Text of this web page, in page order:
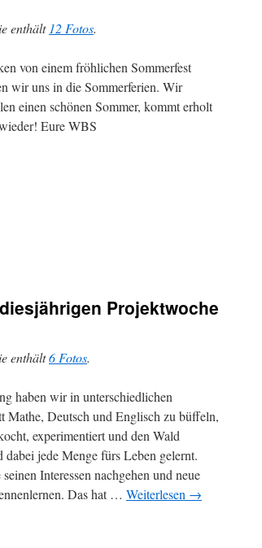
enthält 12 Fotos.
von einem fröhlichen Sommerfest
wir uns in die Sommerferien. Wir
einen schönen Sommer, kommt erholt
Eure WBS
Projektwoche
enthält6 Fotos.
haben wir in unterschiedlichen
Mathe, Deutsch und Englisch zu büffeln,
experimentiert und den Wald
dabei jede Menge fürs Leben gelernt.
Interessen nachgehen und neue
Das hat … Weiterlesen →